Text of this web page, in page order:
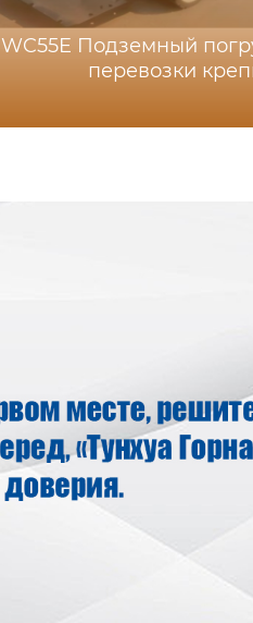
WC55E Подземный
перевозки